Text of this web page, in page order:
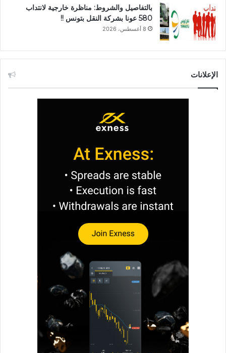
بالتفاصيل والشروط: مناظرة خارجية لانتداب
580 عونا بشركة النقل بتونس !!
8 أغسطس، 2026
الإعلانات